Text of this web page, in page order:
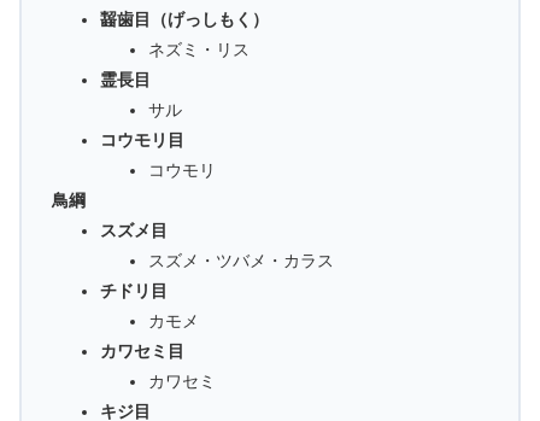
齧歯目（げっしもく）
ネズミ・リス
霊長目
サル
コウモリ目
コウモリ
鳥綱
スズメ目
スズメ・ツバメ・カラス
チドリ目
カモメ
カワセミ目
カワセミ
キジ目